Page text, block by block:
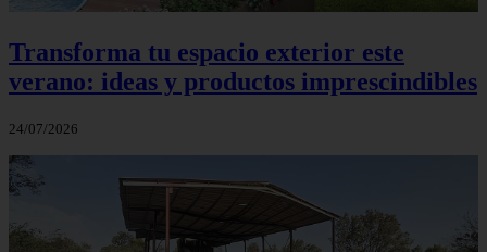
Transforma tu espacio exterior este
verano: ideas y productos imprescindibles
24/07/2026